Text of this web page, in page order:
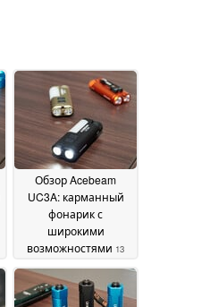
Обзор Acebeam
UC3A: карманный
фонарик с
широкими
возможностями 13
June 2026